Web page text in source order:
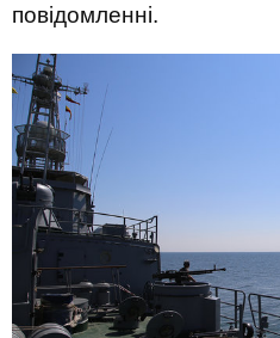
повідомленні.